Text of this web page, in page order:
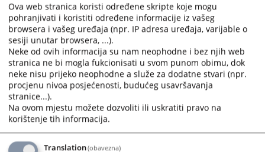
Odluka se nalazi u prilogu teksta.
Prikazana vijest je na : Hrvatski jezik
Prateći dokumenti
Odluka o korištenju kolektivnog godišnjeg odmora
248PREGLEDA
Ova web stranica koristi određene skripte koje mogu
pohranjivati i koristiti određene informacije iz vašeg
browsera i vašeg uređaja (npr. IP adresa uređaja, varijable o
sesiji unutar browsera, ...).
Neke od ovih informacija su nam neophodne i bez njih web
stranica ne bi mogla fukcionisati u svom punom obimu, dok
neke nisu prijeko neophodne a služe za dodatne stvari (npr.
procjenu nivoa posjećenosti, budućeg usavršavanja
stranice...).
Na ovom mjestu možete dozvoliti ili uskratiti pravo na
korištenje tih informacija.
Translation(obavezna)